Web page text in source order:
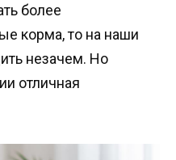
более
корма, то на наши
незачем. Но
отличная